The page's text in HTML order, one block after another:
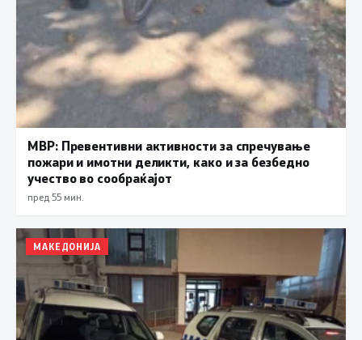
МВР: Превентивни активности за спречување
пожари и имотни деликти, како и за безбедно
учество во сообраќајот
пред 55 мин.
МАКЕДОНИЈА